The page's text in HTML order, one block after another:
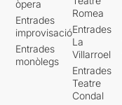
òpera
Entrades
improvisació
Entrades
monòlegs
Romea
Entrades
La
Villarroel
Entrades
Teatre
Condal